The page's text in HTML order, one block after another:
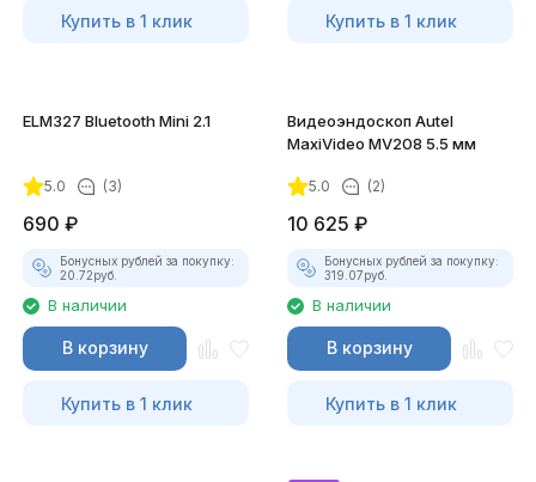
Купить в 1 клик Купить в 1 клик
ELM327 Bluetooth Mini 2.1
5.0 (3)
690 ₽
Бонусных рублей за покупку:
20.72руб.
В наличии
В корзину
Купить в 1 клик
Видеоэндоскоп Autel
MaxiVideo MV208 5.5 мм
5.0 (2)
10 625 ₽
Бонусных рублей за покупку:
319.07руб.
В наличии
В корзину
Купить в 1 клик